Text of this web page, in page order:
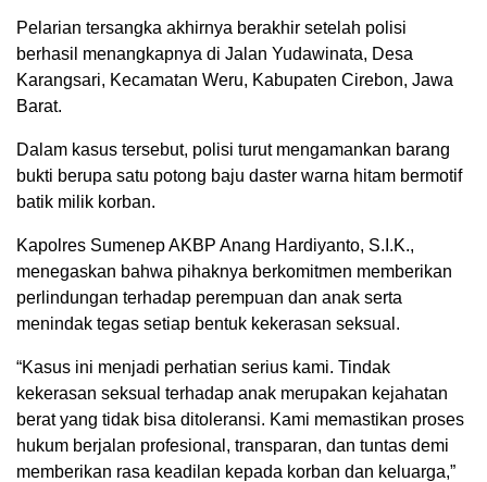
Pelarian tersangka akhirnya berakhir setelah polisi
berhasil menangkapnya di Jalan Yudawinata, Desa
Karangsari, Kecamatan Weru, Kabupaten Cirebon, Jawa
Barat.
Dalam kasus tersebut, polisi turut mengamankan barang
bukti berupa satu potong baju daster warna hitam bermotif
batik milik korban.
Kapolres Sumenep AKBP Anang Hardiyanto, S.I.K.,
menegaskan bahwa pihaknya berkomitmen memberikan
perlindungan terhadap perempuan dan anak serta
menindak tegas setiap bentuk kekerasan seksual.
“Kasus ini menjadi perhatian serius kami. Tindak
kekerasan seksual terhadap anak merupakan kejahatan
berat yang tidak bisa ditoleransi. Kami memastikan proses
hukum berjalan profesional, transparan, dan tuntas demi
memberikan rasa keadilan kepada korban dan keluarga,”